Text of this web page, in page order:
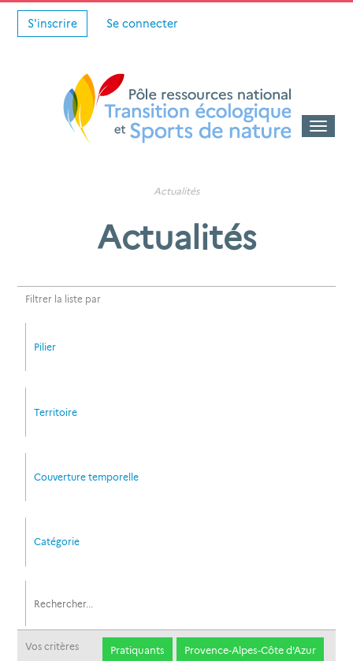
S'inscrire Se connecter
Toggle
Actualités
Actualités
Filtrer la liste par
Pilier
Territoire
Couverture temporelle
Catégorie
Vos critères Pratiquants Provence-Alpes-Côte d'Azur